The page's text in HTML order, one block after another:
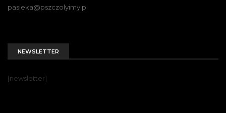
pasieka@pszczolyimy.pl
NEWSLETTER
[newsletter]